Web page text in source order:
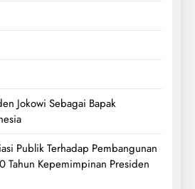
Jokowi Sebagai Bapak
Publik Terhadap Pembangunan
Tahun Kepemimpinan Presiden